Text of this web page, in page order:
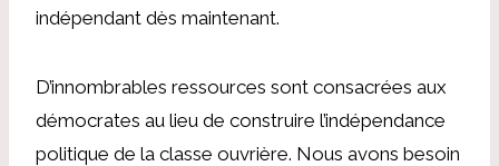
indépendant dès maintenant.
D’innombrables ressources sont consacrées aux
démocrates au lieu de construire l’indépendance
politique de la classe ouvrière. Nous avons besoin